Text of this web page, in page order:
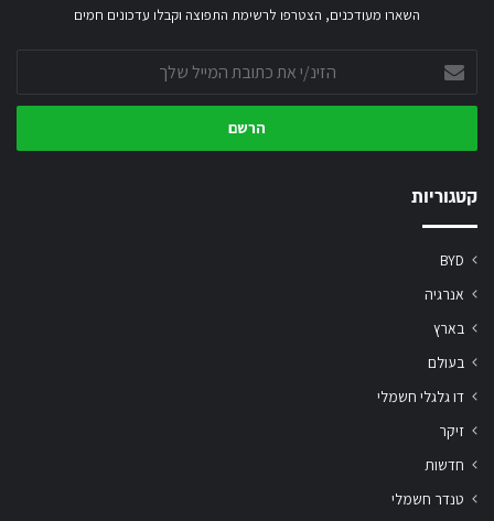
השארו מעודכנים, הצטרפו לרשימת התפוצה וקבלו עדכונים חמים
את
כתובת
שלך
קטגוריות
BYD
אנרגיה
בארץ
בעולם
דו גלגלי חשמלי
זיקר
חדשות
טנדר חשמלי